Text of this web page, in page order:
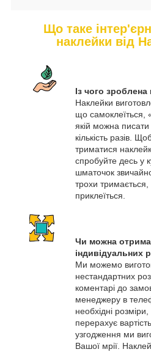
Що таке
наклейки від
Із чого зроблена
Наклейки
що самоклеїться,
якій можна
кількість разів.
триматися
спробуйте десь у
шматочок
трохи
приклеїться.
Чи можна
індивідуальних
Ми можемо
нестандартних
коментарі до
менеджеру в
необхідні
перерахує
узгодження ми
Вашої мрії.